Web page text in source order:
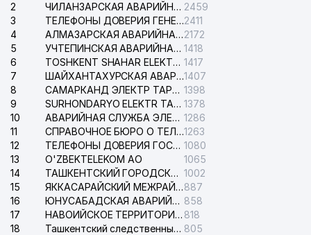
УЗБЕКГОСЦИРК РО
DILDORA STYLE ООО
АКАДЕМИЧЕСКИЙ ЛИЦЕЙ
МЕЖДУНАРОДНОЙ
ИСЛАМСКОЙ АКАДЕМИИ
УЗБЕКИСТАНА
GULSHAN STOM ЧП
TASHPULATOV D.R. ЧП
ХУДОЙБЕРДЫЕВ И.Т. ИндП
YASIN COLLECTION ООО
2
ЧИЛАНЗАРСКАЯ АВАРИЙНАЯ СЛУЖБА ЭЛЕКТРОСЕТИ 2459
3
ТЕЛЕФОНЫ ДОВЕРИЯ ГЕНЕРАЛЬНОЙ ПРОКУРАТУРЫ РЕСПУБЛИКИ УЗБЕКИСТАН2411
4
АЛМАЗАРСКАЯ АВАРИЙНАЯ СЛУЖБА ЭЛЕКТРОСЕТИ2172
5
УЧТЕПИНСКАЯ АВАРИЙНАЯ СЛУЖБА ЭЛЕКТРОСЕТИ 1418
6
TOSHKENT SHAHAR ELEKTR TARMOQLARI KORXONASI АО 1417
7
ШАЙХАНТАХУРСКАЯ АВАРИЙНАЯ СЛУЖБА ЭЛЕКТРОСЕТИ1407
8
САМАРКАНД ЭЛЕКТР ТАРМОКЛАРИ АО 1398
9
SURHONDARYO ELEKTR TARMOKLARI АО 1378
10
АВАРИЙНАЯ СЛУЖБА ЭЛЕКТРОСЕТИ ТАШКЕНТСКОГО РАЙОНА 1286
11
СПРАВОЧНОЕ БЮРО О ТЕЛЕФОНАХ ОРГАНИЗАЦИЙ г. ТАШКЕНТА1263
12
ТЕЛЕФОНЫ ДОВЕРИЯ ГОСУДАРСТВЕННОГО ЦЕНТРА ТЕСТИРОВАНИЯ 1080
13
O'ZBEKTELEKOM АО
1065
14
ТАШКЕНТСКИЙ ГОРОДСКОЙ СУД ПО ГРАЖДАНСКИМ ДЕЛАМ 1002
15
ЯККАСАРАЙСКИЙ МЕЖРАЙОННЫЙ СУД ПО ГРАЖДАНСКИМ ДЕЛАМ887
16
ЮНУСАБАДСКАЯ АВАРИЙНАЯ СЛУЖБА ЭЛЕКТРОСЕТИ 858
17
НАВОИЙСКОЕ ТЕРРИТОРИАЛЬНОЕ ПРЕДПРИЯТИЕ ЭЛЕКТРОСЕТИ АО 818
18
Ташкентский следственный изолятор 805